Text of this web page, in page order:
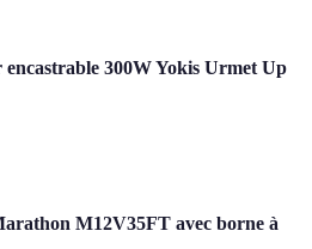
300W Yokis Urmet Up
M12V35FT avec borne à